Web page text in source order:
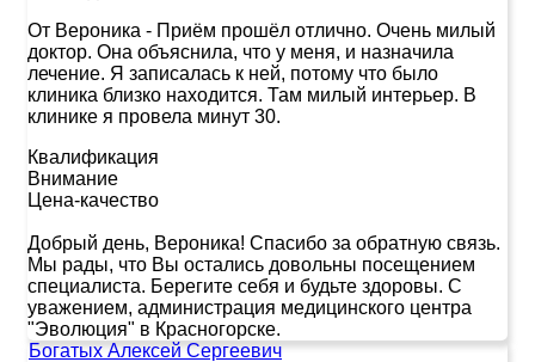
От Вероника - Приём прошёл отлично. Очень милый
доктор. Она объяснила, что у меня, и назначила
лечение. Я записалась к ней, потому что было
клиника близко находится. Там милый интерьер. В
клинике я провела минут 30.
Квалификация
Внимание
Цена-качество
Добрый день, Вероника! Спасибо за обратную связь.
Мы рады, что Вы остались довольны посещением
специалиста. Берегите себя и будьте здоровы. С
уважением, администрация медицинского центра
"Эволюция" в Красногорске.
Богатых Алексей Сергеевич